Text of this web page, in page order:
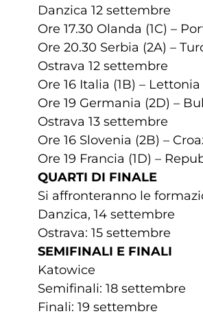
Danzica 12 settembre
Ore 17.30 Olanda (1C) –
Ore 20.30 Serbia (2A) –
Ostrava 12 settembre
Ore 16 Italia (1B) – Lettonia
Ore 19 Germania (2D) –
Ostrava 13 settembre
Ore 16 Slovenia (2B) –
Ore 19 Francia (1D) –
QUARTI DI FINALE
Si affronteranno le
Danzica, 14 settembre
Ostrava: 15 settembre
SEMIFINALI E FINALI
Katowice
Semifinali: 18 settembre
Finali: 19 settembre